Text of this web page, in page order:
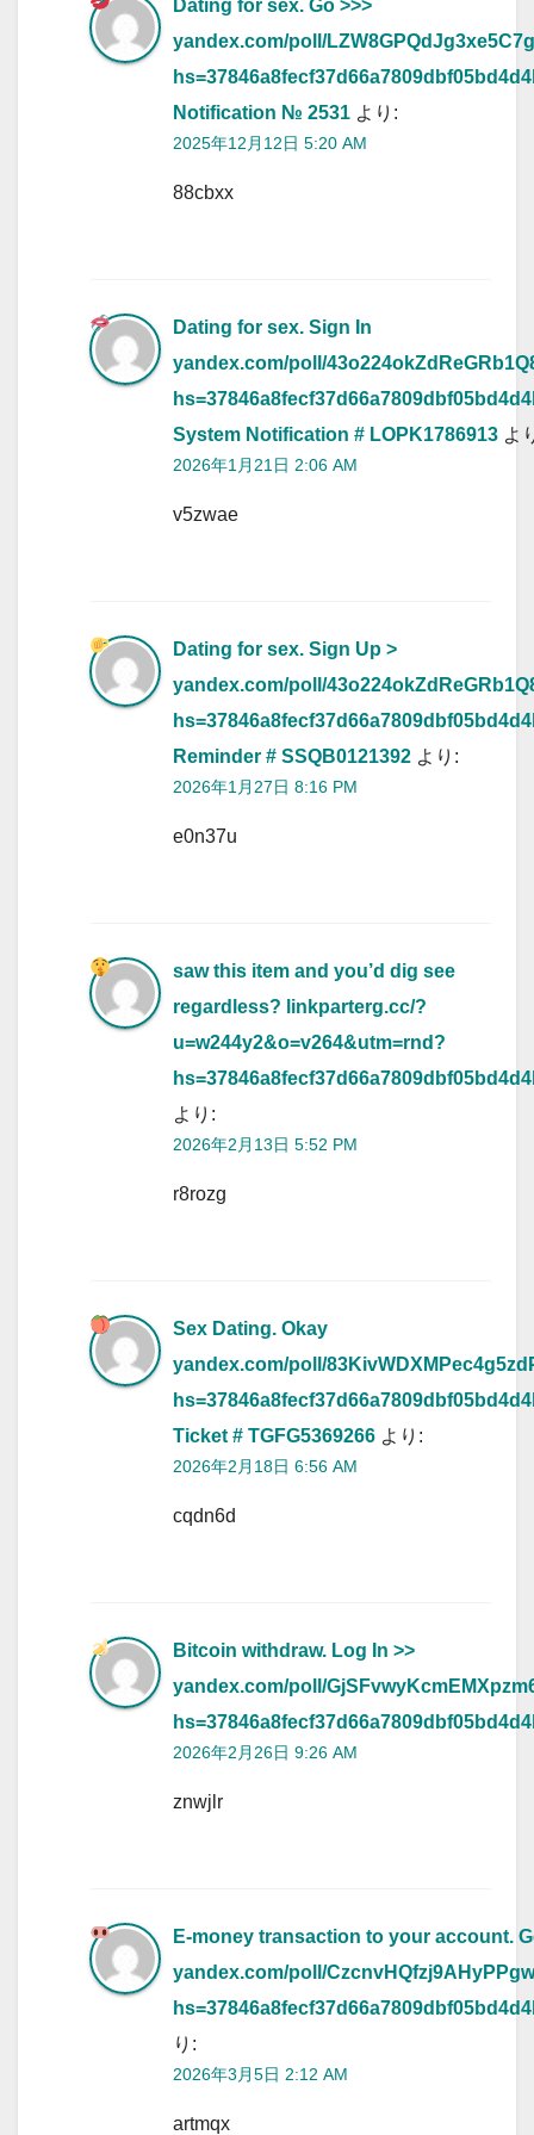
Dating for sex. Go >>>
yandex.com/poll/
Notification № 2531 より:
2025年12月12日 5:20 AM
88cbxx
Dating for sex. Sign In
yandex.com/poll/
System Notification # LOPK1786913 よ
2026年1月21日 2:06 AM
v5zwae
Dating for sex. Sign Up >
yandex.com/poll/
Reminder # SSQB0121392 より:
2026年1月27日 8:16 PM
e0n37u
saw this item and you’d dig see
regardless? linkparterg.cc/?
u=w244y2&o=v264&utm=rnd?
より:
2026年2月13日 5:52 PM
r8rozg
Sex Dating. Okay
yandex.com/poll/
Ticket # TGFG5369266 より:
2026年2月18日 6:56 AM
cqdn6d
Bitcoin withdraw. Log In >>
yandex.com/poll/
2026年2月26日 9:26 AM
znwjlr
E-money transaction to your account.
yandex.com/poll/
り:
2026年3月5日 2:12 AM
artmqx